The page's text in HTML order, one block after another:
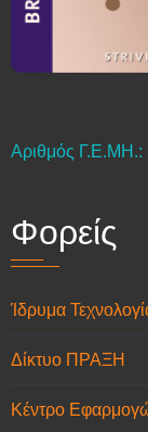
Αριθμός Γ.Ε.ΜΗ.:
Φορείς
Ίδρυμα
Δίκτυο ΠΡΑΞΗ
Κέντρο